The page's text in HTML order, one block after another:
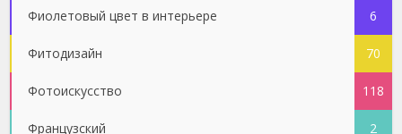
Фиолетовый цвет в интерьере 6
Фитодизайн 70
Фотоискусство 118
Французский 2